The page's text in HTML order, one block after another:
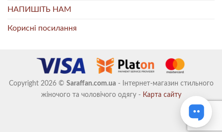
НАПИШІТЬ НАМ
Корисні посилання
Copyright 2026 © Saraffan.com.ua- Інтернет-магазин стильного
жіночого та чоловічого одягу - Карта сайту